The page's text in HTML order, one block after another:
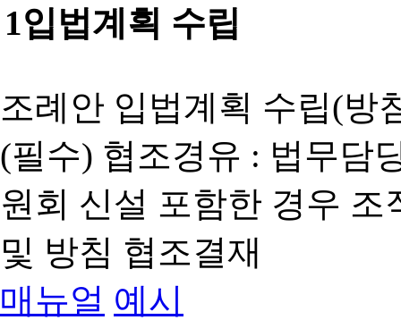
1입법계획 수립
조례안 입법계획 수립(방
(필수) 협조경유 : 법무담
원회 신설 포함한 경우
및 방침 협조결재
매뉴얼 예시